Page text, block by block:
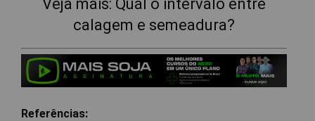
Veja mais: Qual o intervalo entre
calagem e semeadura?
Referências: